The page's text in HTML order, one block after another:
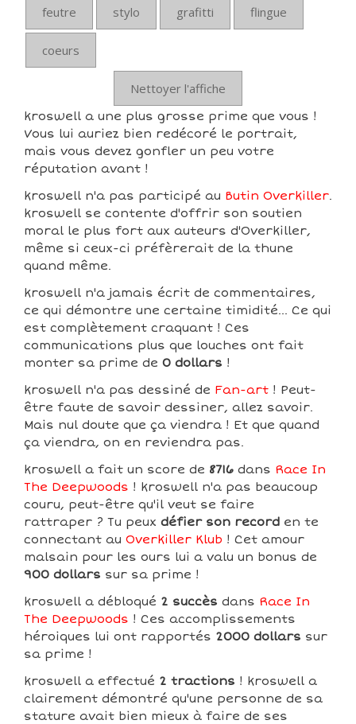
feutre stylo grafitti flingue
coeurs
Nettoyer l'affiche
kroswell a une plus grosse prime que vous !
Vous lui auriez bien redécoré le portrait,
mais vous devez gonfler un peu votre
réputation avant !
kroswell n'a pas participé au Butin Overkiller.
kroswell se contente d'offrir son soutien
moral le plus fort aux auteurs d'Overkiller,
même si ceux-ci préfèrerait de la thune
quand même.
kroswell n'a jamais écrit de commentaires,
ce qui démontre une certaine timidité... Ce qui
est complètement craquant ! Ces
communications plus que louches ont fait
monter sa prime de 0 dollars !
kroswell n'a pas dessiné de Fan-art ! Peut-
être faute de savoir dessiner, allez savoir.
Mais nul doute que ça viendra ! Et que quand
ça viendra, on en reviendra pas.
kroswell a fait un score de 8716 dans Race In
The Deepwoods ! kroswell n'a pas beaucoup
couru, peut-être qu'il veut se faire
rattraper ? Tu peux défier son record en te
connectant au Overkiller Klub ! Cet amour
malsain pour les ours lui a valu un bonus de
900 dollars sur sa prime !
kroswell a débloqué 2 succès dans Race In
The Deepwoods ! Ces accomplissements
héroiques lui ont rapportés 2000 dollars sur
sa prime !
kroswell a effectué 2 tractions ! kroswell a
clairement démontré qu'une personne de sa
stature avait bien mieux à faire de ses